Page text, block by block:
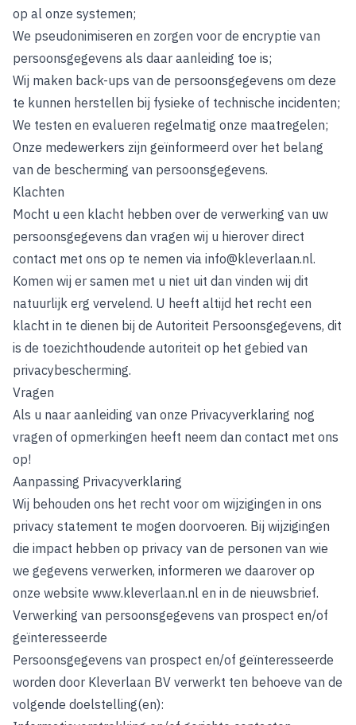
op al onze systemen;
We pseudonimiseren en zorgen voor de encryptie van
persoonsgegevens als daar aanleiding toe is;
Wij maken back-ups van de persoonsgegevens om deze
te kunnen herstellen bij fysieke of technische incidenten;
We testen en evalueren regelmatig onze maatregelen;
Onze medewerkers zijn geïnformeerd over het belang
van de bescherming van persoonsgegevens.
Klachten
Mocht u een klacht hebben over de verwerking van uw
persoonsgegevens dan vragen wij u hierover direct
contact met ons op te nemen via info@kleverlaan.nl.
Komen wij er samen met u niet uit dan vinden wij dit
natuurlijk erg vervelend. U heeft altijd het recht een
klacht in te dienen bij de Autoriteit Persoonsgegevens, dit
is de toezichthoudende autoriteit op het gebied van
privacybescherming.
Vragen
Als u naar aanleiding van onze Privacyverklaring nog
vragen of opmerkingen heeft neem dan contact met ons
op!
Aanpassing Privacyverklaring
Wij behouden ons het recht voor om wijzigingen in ons
privacy statement te mogen doorvoeren. Bij wijzigingen
die impact hebben op privacy van de personen van wie
we gegevens verwerken, informeren we daarover op
onze website www.kleverlaan.nl en in de nieuwsbrief.
Verwerking van persoonsgegevens van prospect en/of
geïnteresseerde
Persoonsgegevens van prospect en/of geïnteresseerde
worden door Kleverlaan BV verwerkt ten behoeve van de
volgende doelstelling(en):